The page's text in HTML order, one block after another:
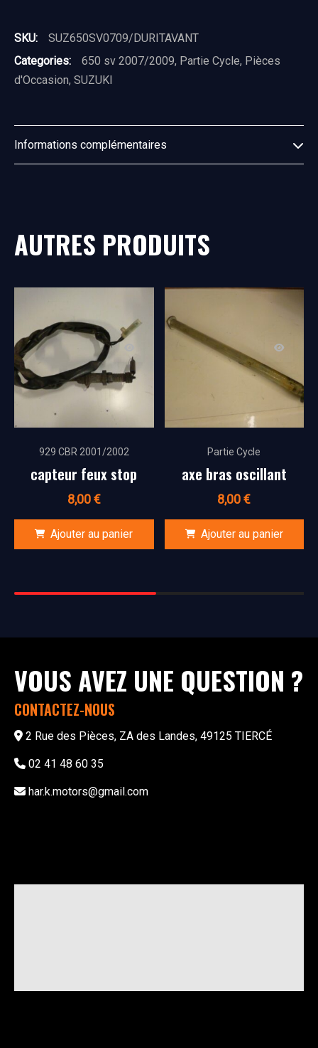
SKU:
SUZ650SV0709/DURITAVANT
Categories:
650 sv 2007/2009, Partie Cycle, Pièces
d'Occasion, SUZUKI
Informations complémentaires
AUTRES PRODUITS
929 CBR 2001/2002
capteur feux stop
8,00€
Ajouter au panier
Partie Cycle
axe bras oscillant
8,00€
Ajouter au panier
VOUS AVEZ UNE QUESTION ?
CONTACTEZ-NOUS
2 Rue des Pièces, ZA des Landes, 49125 TIERCÉ
02 41 48 60 35
har.k.motors@gmail.com